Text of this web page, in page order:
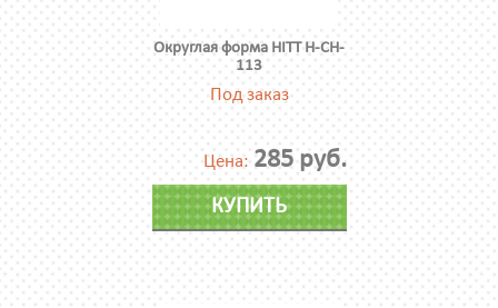
Округлая форма HITT H-CH-
113
Под заказ
Цена: 285 руб.
КУПИТЬ